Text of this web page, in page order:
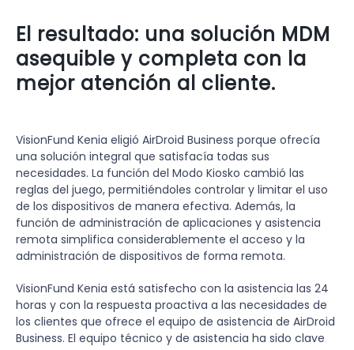
El resultado: una solución MDM
asequible y completa con la
mejor atención al cliente.
VisionFund Kenia eligió AirDroid Business porque ofrecía
una solución integral que satisfacía todas sus
necesidades. La función del Modo Kiosko cambió las
reglas del juego, permitiéndoles controlar y limitar el uso
de los dispositivos de manera efectiva. Además, la
función de administración de aplicaciones y asistencia
remota simplifica considerablemente el acceso y la
administración de dispositivos de forma remota.
VisionFund Kenia está satisfecho con la asistencia las 24
horas y con la respuesta proactiva a las necesidades de
los clientes que ofrece el equipo de asistencia de AirDroid
Business. El equipo técnico y de asistencia ha sido clave